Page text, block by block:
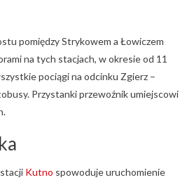
pomiędzy Strykowem a Łowiczem
na tych stacjach, w okresie od 11
pociągi na odcinku Zgierz –
Przystanki przewoźnik umiejscowi
Kutno spowoduje uruchomienie